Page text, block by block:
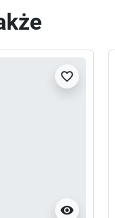
visibility
favorite_border